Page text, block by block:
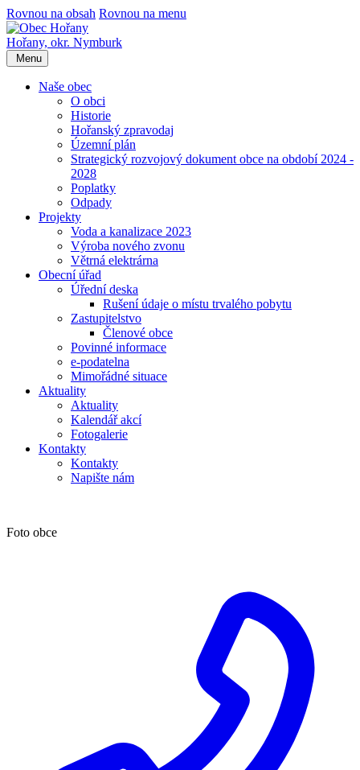
Rovnou na obsah Rovnou na menu
Hořany, okr. Nymburk
Menu
Naše obec
O obci
Historie
Hořanský zpravodaj
Územní plán
Strategický rozvojový dokument obce na období 2024 -
2028
Poplatky
Odpady
Projekty
Voda a kanalizace 2023
Výroba nového zvonu
Větrná elektrárna
Obecní úřad
Úřední deska
Rušení údaje o místu trvalého pobytu
Zastupitelstvo
Členové obce
Povinné informace
e-podatelna
Mimořádné situace
Aktuality
Aktuality
Kalendář akcí
Fotogalerie
Kontakty
Kontakty
Napište nám
Foto obce